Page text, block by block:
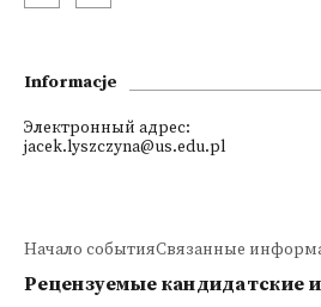
Informacje
Электронный адрес:
jacek.lyszczyna@us.edu.pl
Начало событияСвязанные
Рецензуемые кандидатские